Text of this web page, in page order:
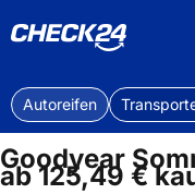
Autoreifen
Goodyear
ab 125,49 €